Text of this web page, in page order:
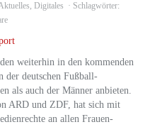
, Digitales
Schlagwörter:
weiterhin in den kommenden
der deutschen Fußball-
als auch der Männer anbieten.
ARD und ZDF, hat sich mit
an allen Frauen-